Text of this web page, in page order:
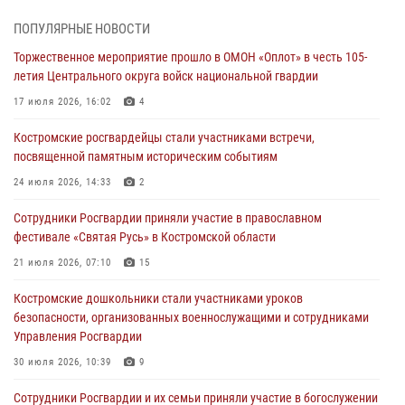
06 августа 2026, 07:50
В Костромской области продолжается проведение акции «Каникулы
с Росгвардией»
05 августа 2026, 12:04
В Росгвардии по Костромской области проходят мероприятия,
посвященные 108-й годовщине со дня рождения генерала армии
Ивана Кирилловича Яковлева
Состоялась рабочая встреча директора Росгвардии Героя России
генерала армии Виктора Золотова с заместителем полномочного
Кавказском федеральном округе Виталием Кузнецовым
31 июля 2026, 07:08 4
Росгвардейцы знакомят костромичей со службой в ведомстве
ПОПУЛЯРНЫЕ НОВОСТИ
Торжественное мероприятие прошло в ОМОН «Оплот» в честь 105-
летия Центрального округа войск национальной гвардии
17 июля 2026, 16:02 4
Костромские росгвардейцы стали участниками встречи,
посвященной памятным историческим событиям
24 июля 2026, 14:33 2
Сотрудники Росгвардии приняли участие в православном
фестивале «Святая Русь» в Костромской области
21 июля 2026, 07:10 15
Костромские дошкольники стали участниками уроков
безопасности, организованных военнослужащими и сотрудниками
Управления Росгвардии
30 июля 2026, 10:39 9
Cотрудники Росгвардии и их семьи приняли участие в богослужении